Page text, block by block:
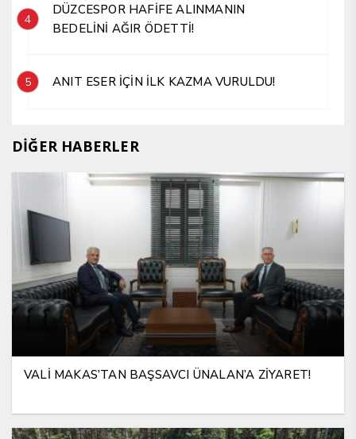
4
DÜZCESPOR HAFİFE ALINMANIN
BEDELİNİ AĞIR ÖDETTİ!
5 ANIT ESER İÇİN İLK KAZMA VURULDU!
DİĞER HABERLER
VALİ MAKAS’TAN BAŞSAVCI ÜNALAN’A ZİYARET!